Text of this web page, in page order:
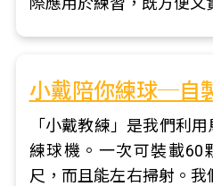
小戴陪你練球─自
「小戴教練」是我們利
練球機。一次可裝載60
尺，而且能左右掃射。